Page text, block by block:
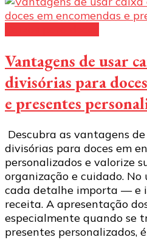
Vantagens de usar
divisórias para
e presentes
Descubra as vantagens
divisórias para doces em
personalizados e valorize
organização e cuidado.
cada detalhe importa — e
receita. A apresentação
especialmente quando se
presentes personalizados,